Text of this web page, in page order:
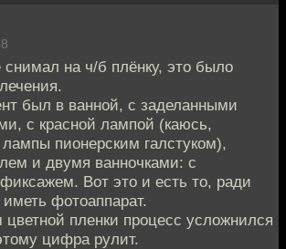
снимал на ч/б плёнку, это было
был в ванной, с заделанными
с красной лампой (каюсь,
лампы пионерским галстуком),
и двумя ванночками: с
Вот это и есть то, ради
фотоаппарат.
пленки процесс усложнился
цифра рулит.